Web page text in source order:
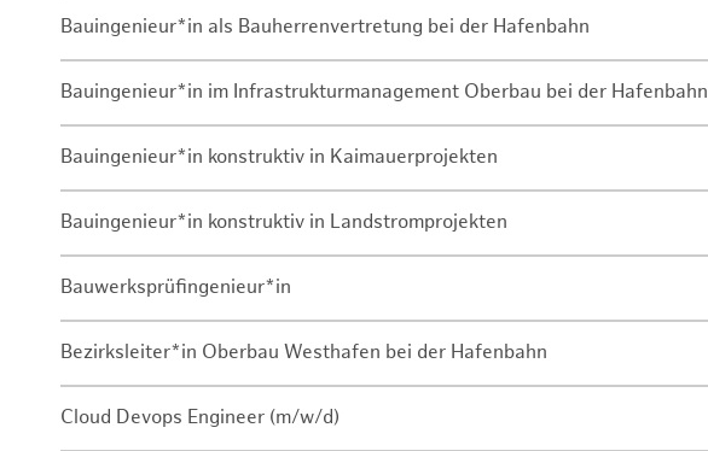
Bauingenieur*in als Bauherrenvertretung bei der Hafenbahn
Bauingenieur*in im Infrastrukturmanagement Oberbau bei der Hafenbahn
Bauingenieur*in konstruktiv in Kaimauerprojekten
Bauingenieur*in konstruktiv in Landstromprojekten
Bauwerksprüfingenieur*in
Bezirksleiter*in Oberbau Westhafen bei der Hafenbahn
Cloud Devops Engineer (m/w/d)